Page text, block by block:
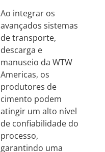
Ao integrar os
avançados sistemas
de transporte,
descarga e
manuseio da WTW
Americas, os
produtores de
cimento podem
atingir um alto nível
de confiabilidade do
processo,
garantindo uma